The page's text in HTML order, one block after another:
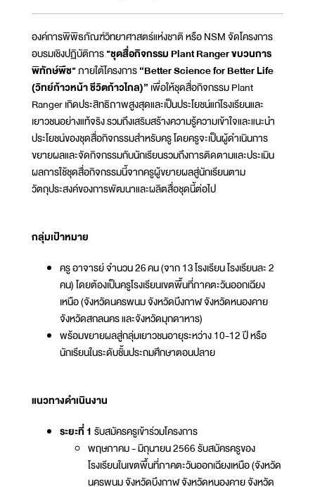
องค์การพิพิธภัณฑ์วิทยาศาสตร์แห่งชาติ หรือ NSM จัดโครงการ
อบรมเชิงปฏิบัติการ"ชุดสื่อกิจกรรม Plant Ranger ขบวนการ
พิทักษ์พืช"ภายใต้โครงการ“Better Science for Better Life
(วิทย์ก้าวหน้า ชีวิตก้าวไกล)” เพื่อให้ชุดสื่อกิจกรรม Plant
Ranger เกิดประสิทธิภาพสูงสุดและเป็นประโยชน์แก่โรงเรียนและ
เยาวชนอย่างแท้จริง รวมถึงเสริมสร้างความรู้ความเข้าใจและแนะนำ
ประโยชน์ของชุดสื่อกิจกรรมสำหรับครู โดยครูจะเป็นผู้ดำเนินการ
ขยายผลและจัดกิจกรรมกับนักเรียนรวมถึงการติดตามและประเมิน
ผลการใช้ชุดสื่อกิจกรรมนี้จากครูผู้ขยายผลสู่นักเรียนตาม
วัตถุประสงค์ของการพัฒนาและผลิตสื่อชุดนี้ต่อไป
กลุ่มเป้าหมาย
ครู อาจารย์ จำนวน 26 คน (จาก 13 โรงเรียน โรงเรียนละ 2
คน) โดยต้องเป็นครูโรงเรียนเขตพื้นที่ภาคตะวันออกเฉียง
เหนือ (จังหวัดนครพนม จังหวัดบึงกาฬ จังหวัดหนองคาย
จังหวัดสกลนคร และจังหวัดมุกดาหาร)
พร้อมขยายผลสู่กลุ่มเยาวชนอายุระหว่าง 10-12 ปี หรือ
นักเรียนในระดับชั้นประถมศึกษาตอนปลาย
แนวทางดำเนินงาน
ระยะที่ 1 รับสมัครครูเข้าร่วมโครงการ
พฤษภาคม - มิถุนายน 2566 รับสมัครครูของ
โรงเรียนในเขตพื้นที่ภาคตะวันออกเฉียงเหนือ (จังหวัด
นครพนม จังหวัดบึงกาฬ จังหวัดหนองคาย จังหวัด